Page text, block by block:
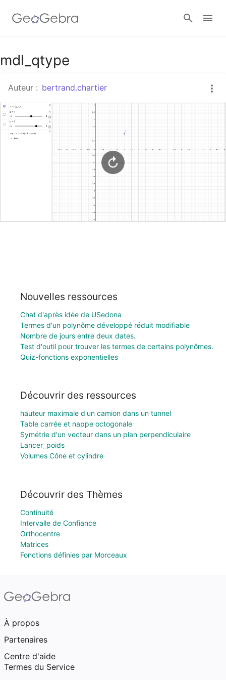
Google Classroom
Classe GeoGebra
Se connecter
mdl_qtype
Auteur : bertrand.chartier
Nouvelles ressources
Chat d'après idée de USedona
Termes d'un polynôme développé réduit modifiable
Nombre de jours entre deux dates.
Test d'outil pour trouver les termes de certains polynômes.
Quiz-fonctions exponentielles
Découvrir des ressources
hauteur maximale d'un camion dans un tunnel
Table carrée et nappe octogonale
Symétrie d'un vecteur dans un plan perpendiculaire
Lancer_poids
Volumes Cône et cylindre
Découvrir des Thèmes
Continuité
Intervalle de Confiance
Orthocentre
Matrices
Fonctions définies par Morceaux
À propos
Partenaires
Centre d'aide
Termes du Service